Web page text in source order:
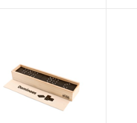
Активити
Гоки игра со прстени